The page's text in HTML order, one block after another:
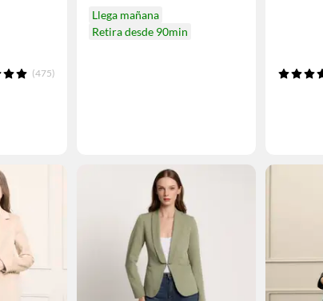
(475)
Llega mañana
Retira desde 90min